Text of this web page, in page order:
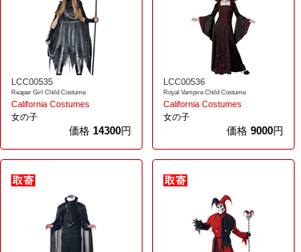
LCC00535
Reaper Girl Child Costume
California Costumes
女の子
価格 14300円
LCC00536
Royal Vampire Child Costume
California Costumes
女の子
価格9000円